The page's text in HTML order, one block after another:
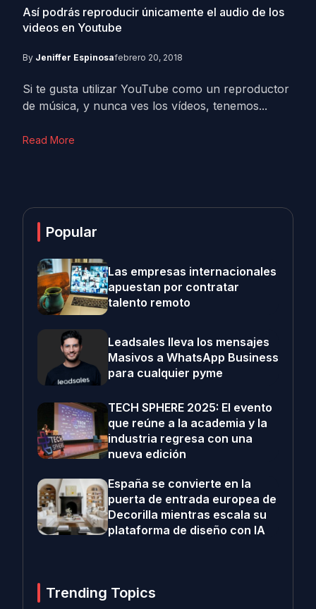
Así podrás reproducir únicamente el audio de los
videos en Youtube
By Jeniffer Espinosafebrero 20, 2018
Si te gusta utilizar YouTube como un reproductor
de música, y nunca ves los vídeos, tenemos...
Read More
Popular
Las empresas internacionales
apuestan por contratar
talento remoto
Leadsales lleva los mensajes
Masivos a WhatsApp Business
para cualquier pyme
TECH SPHERE 2025: El evento
que reúne a la academia y la
industria regresa con una
nueva edición
España se convierte en la
puerta de entrada europea de
Decorilla mientras escala su
plataforma de diseño con IA
Trending Topics